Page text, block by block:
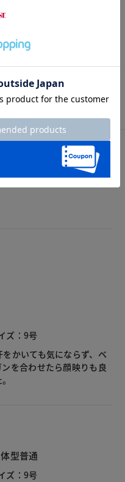
11号 13号
ズ：9号
かいても気にならず、ベ
を合わせたら顔映りも良
体型普通
ズ：9号